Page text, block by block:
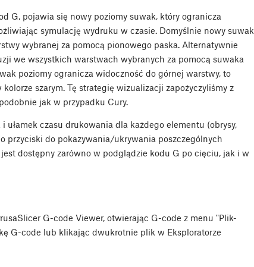
G, pojawia się nowy poziomy suwak, który ogranicza
symulację wydruku w czasie. Domyślnie nowy suwak
wybranej za pomocą pionowego paska. Alternatywnie
we wszystkich warstwach wybranych za pomocą suwaka
poziomy ogranicza widoczność do górnej warstwy, to
szarym. Tę strategię wizualizacji zapożyczyliśmy z
jak w przypadku Cury.
czasu drukowania dla każdego elementu (obrysy,
przyciski do pokazywania/ukrywania poszczególnych
dostępny zarówno w podglądzie kodu G po cięciu, jak i w
G-code Viewer, otwierając G-code z menu "Plik-
G-code lub klikając dwukrotnie plik w Eksploratorze